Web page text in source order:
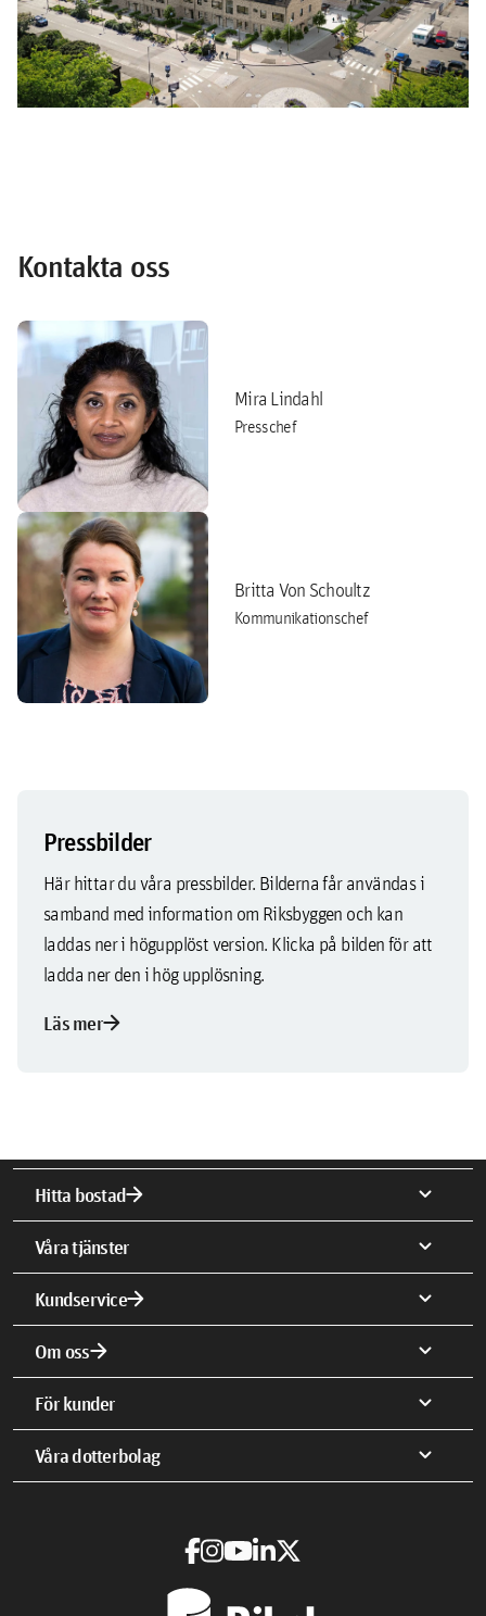
Kontakta oss
Mira Lindahl
Presschef
Britta Von Schoultz
Kommunikationschef
Pressbilder
Här hittar du våra pressbilder. Bilderna får användas i
samband med information om Riksbyggen och kan
laddas ner i högupplöst version. Klicka på bilden för att
ladda ner den i hög upplösning.
Läs merarrow_forward
Hitta bostadarrow_forward expand_more
Våra tjänster expand_more
Kundservicearrow_forward expand_more
Om ossarrow_forward expand_more
För kunder expand_more
Våra dotterbolag expand_more